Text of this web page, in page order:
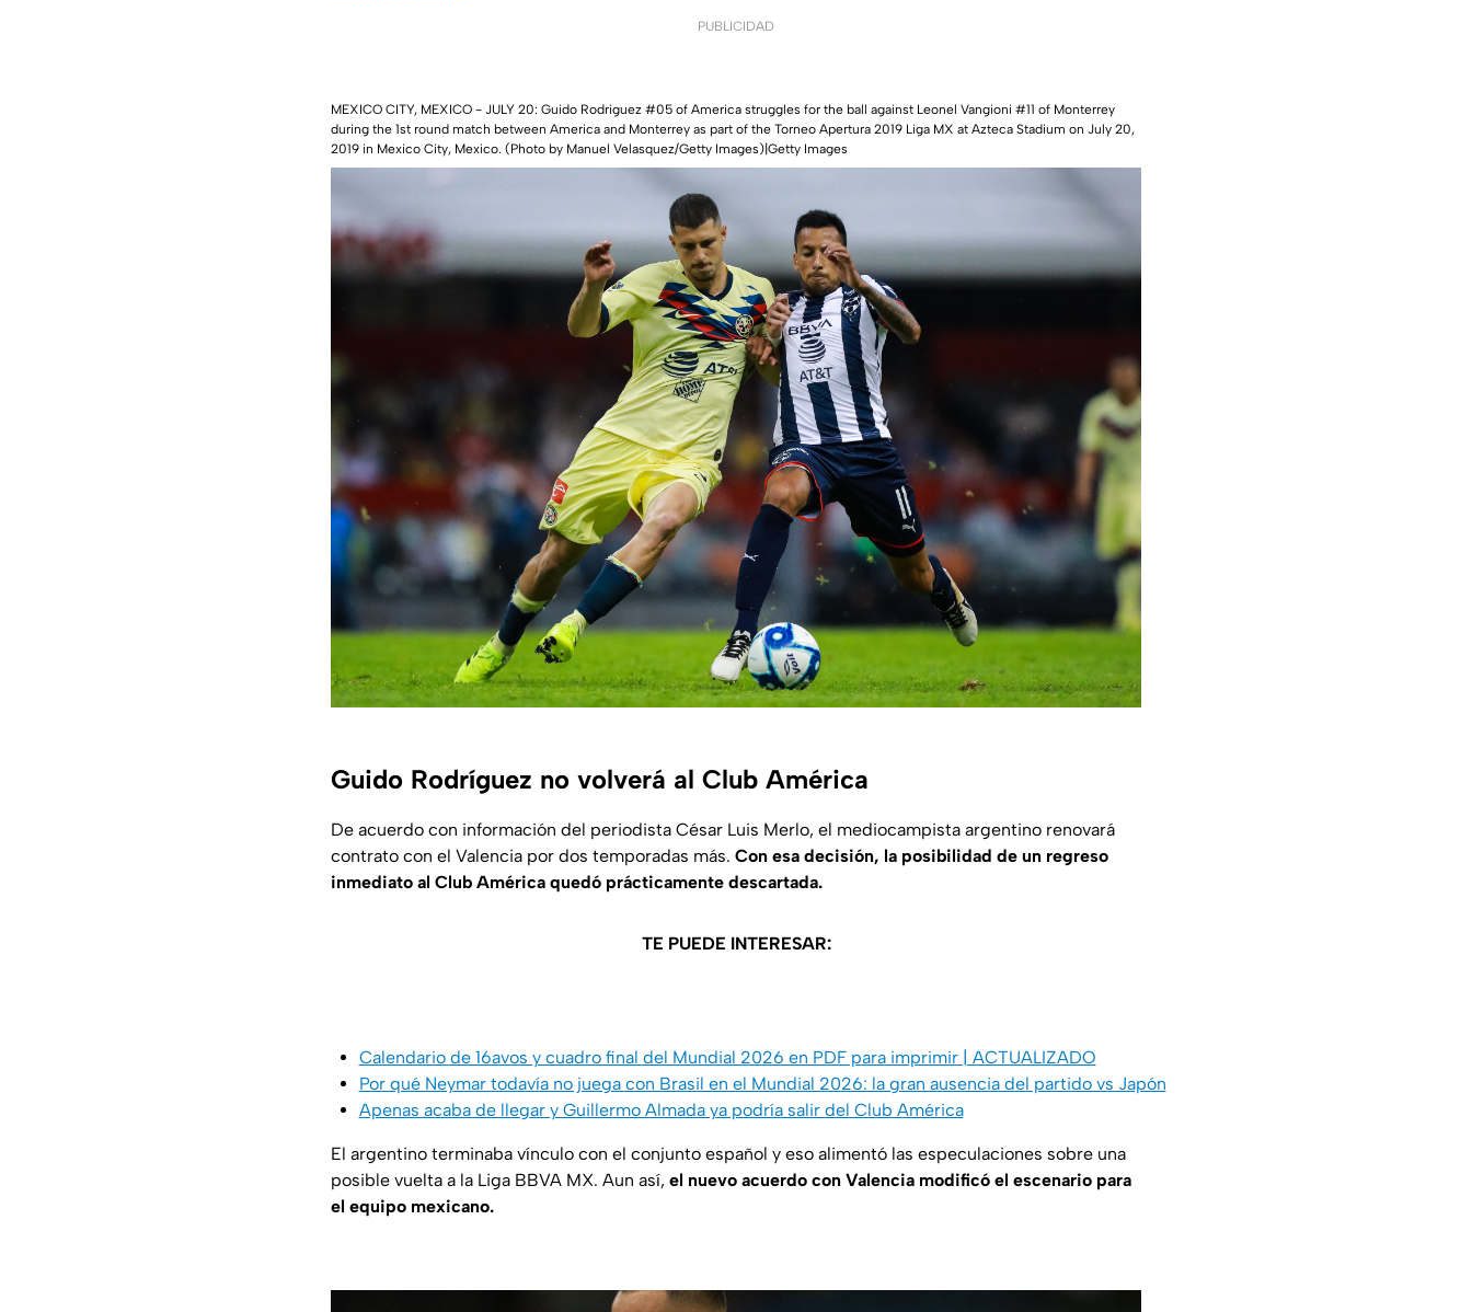
PUBLICIDAD
MEXICO CITY, MEXICO - JULY 20: Guido Rodriguez #05 of America struggles for the ball against Leonel Vangioni #11 of Monterrey
during the 1st round match between America and Monterrey as part of the Torneo Apertura 2019 Liga MX at Azteca Stadium on July 20,
2019 in Mexico City, Mexico. (Photo by Manuel Velasquez/Getty Images)|Getty Images
Guido Rodríguez no volverá al Club América
De acuerdo con información del periodista César Luis Merlo, el mediocampista argentino renovará
contrato con el Valencia por dos temporadas más. Con esa decisión, la posibilidad de un regreso
inmediato al Club América quedó prácticamente descartada.
TE PUEDE INTERESAR:
Calendario de 16avos y cuadro final del Mundial 2026 en PDF para imprimir | ACTUALIZADO
Por qué Neymar todavía no juega con Brasil en el Mundial 2026: la gran ausencia del partido vs Japón
Apenas acaba de llegar y Guillermo Almada ya podría salir del Club América
El argentino terminaba vínculo con el conjunto español y eso alimentó las especulaciones sobre una
posible vuelta a la Liga BBVA MX. Aun así, el nuevo acuerdo con Valencia modificó el escenario para
el equipo mexicano.